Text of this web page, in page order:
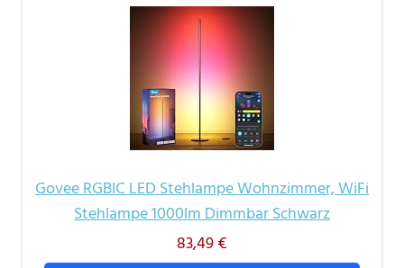
Govee RGBIC LED Stehlampe Wohnzimmer, WiFi
Stehlampe 1000lm Dimmbar Schwarz
83,49 €